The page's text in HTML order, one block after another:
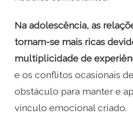
Na adolescência, as
tornam-se mais ricas
multiplicidade de
e os conflitos ocasionais
obstáculo para manter e
vínculo emocional criado.